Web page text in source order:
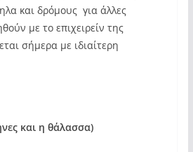
και δρόμους για άλλες
με το επιχειρείν της
σήμερα με ιδιαίτερη
και η θάλασσα)